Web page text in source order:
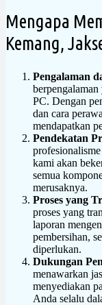
Mengapa
Kemang,
Pengalaman
PC. Dengan
dan cara
mendapatkan
Pendekatan
kami akan
semua
merusaknya.
Proses yang
proses yang
laporan
pembersihan,
diperlukan.
Dukungan
menawarkan
menyediakan
Anda selalu